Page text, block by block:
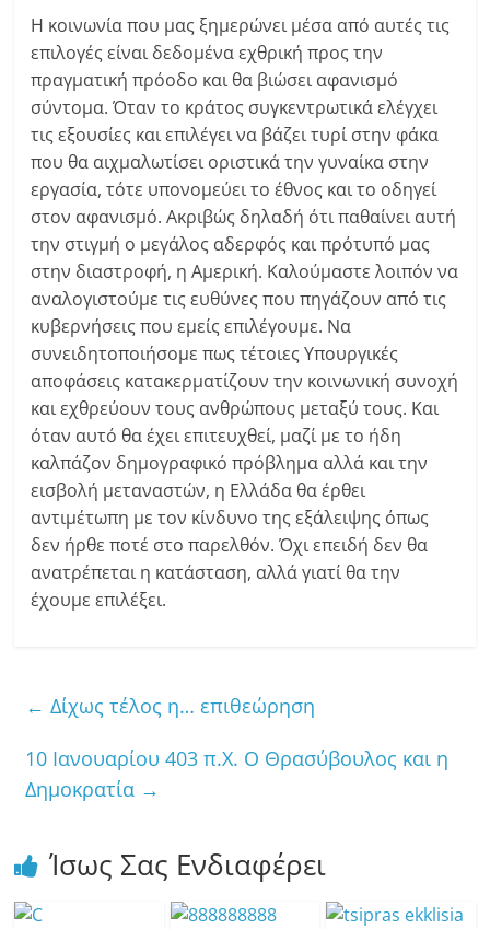
Η κοινωνία που μας ξημερώνει μέσα από αυτές τις
επιλογές είναι δεδομένα εχθρική προς την
πραγματική πρόοδο και θα βιώσει αφανισμό
σύντομα. Όταν το κράτος συγκεντρωτικά ελέγχει
τις εξουσίες και επιλέγει να βάζει τυρί στην φάκα
που θα αιχμαλωτίσει οριστικά την γυναίκα στην
εργασία, τότε υπονομεύει το έθνος και το οδηγεί
στον αφανισμό. Ακριβώς δηλαδή ότι παθαίνει αυτή
την στιγμή ο μεγάλος αδερφός και πρότυπό μας
στην διαστροφή, η Αμερική. Καλούμαστε λοιπόν να
αναλογιστούμε τις ευθύνες που πηγάζουν από τις
κυβερνήσεις που εμείς επιλέγουμε. Να
συνειδητοποιήσομε πως τέτοιες Υπουργικές
αποφάσεις κατακερματίζουν την κοινωνική συνοχή
και εχθρεύουν τους ανθρώπους μεταξύ τους. Και
όταν αυτό θα έχει επιτευχθεί, μαζί με το ήδη
καλπάζον δημογραφικό πρόβλημα αλλά και την
εισβολή μεταναστών, η Ελλάδα θα έρθει
αντιμέτωπη με τον κίνδυνο της εξάλειψης όπως
δεν ήρθε ποτέ στο παρελθόν. Όχι επειδή δεν θα
ανατρέπεται η κατάσταση, αλλά γιατί θα την
έχουμε επιλέξει.
← Δίχως τέλος η… επιθεώρηση
10 Ιανουαρίου 403 π.Χ. Ο Θρασύβουλος και η
Δημοκρατία →
Ίσως Σας Ενδιαφέρει